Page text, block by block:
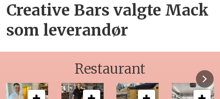
Creative Bars valgte Mack
som leverandør
Restaurant